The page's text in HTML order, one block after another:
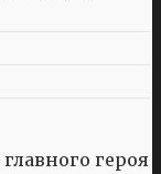
героя